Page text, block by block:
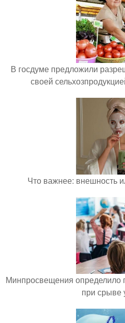
В госдуме предложили
своей
Что важнее: внешность
Минпросвещения определило
при срыве